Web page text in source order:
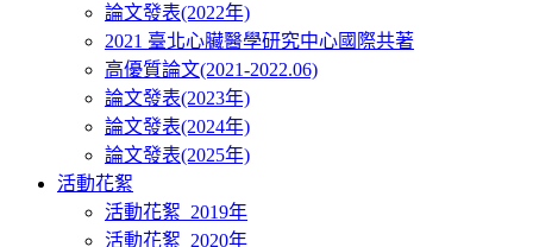
論文發表(2022年)
2021 臺北心臟醫學研究中心國際共著
高優質論文(2021-2022.06)
論文發表(2023年)
論文發表(2024年)
論文發表(2025年)
活動花絮
活動花絮_2019年
活動花絮_2020年